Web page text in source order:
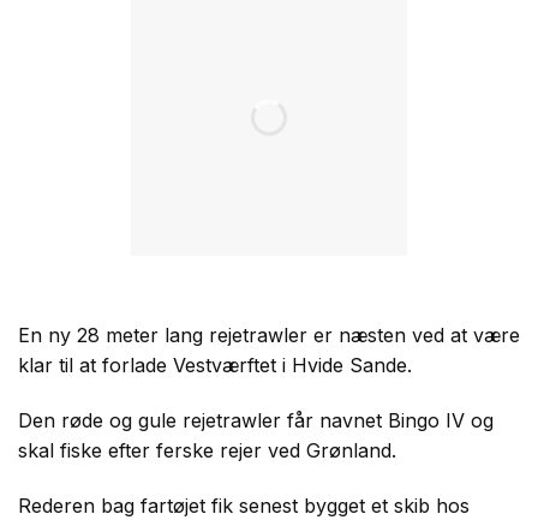
En ny 28 meter lang rejetrawler er næsten ved at være
klar til at forlade Vestværftet i Hvide Sande.
Den røde og gule rejetrawler får navnet Bingo IV og
skal fiske efter ferske rejer ved Grønland.
Rederen bag fartøjet fik senest bygget et skib hos